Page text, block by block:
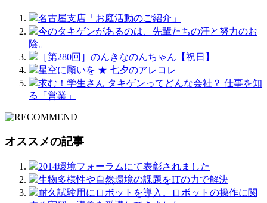
名古屋支店「お庭活動のご紹介」
今のタキゲンがあるのは、先輩たちの汗と努力のお
陰。
［第280回］のんきなのんちゃん【祝日】
星空に願いを ★ 七夕のアレコレ
求む！学生さん タキゲンってどんな会社？ 仕事を知
る「営業」
オススメの記事
2014環境フォーラムにて表彰されました
生物多様性や自然環境の課題をITの力で解決
耐久試験用にロボットを導入。ロボットの操作に関